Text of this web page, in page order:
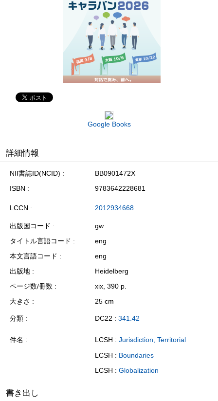
Google Books
詳細情報
NII書誌ID(NCID)
BB0901472X
ISBN
9783642228681
LCCN 2012934668
出版国コード
gw
タイトル言語コード
eng
本文言語コード
eng
出版地
Heidelberg
ページ数/冊数
xix, 390 p.
大きさ
25 cm
分類 DC22 : 341.42
件名 LCSH : Jurisdiction, Territorial
LCSH : Boundaries
LCSH : Globalization
書き出し